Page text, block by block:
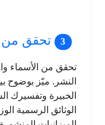
تحقق من
تحقق من الأسماء
النشر. ميّز بوضوح
الخبيرة وتفسيرك
الوثائق الرسمية